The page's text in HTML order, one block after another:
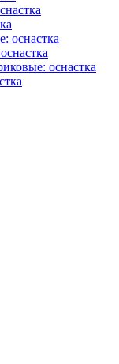
оснастка
оснастка